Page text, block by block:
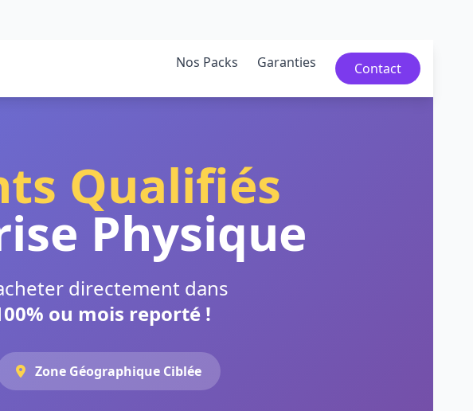
Nos Packs Garanties Contact
Qualifiés
Physique
directement dans
ou mois reporté !
Zone Géographique Ciblée